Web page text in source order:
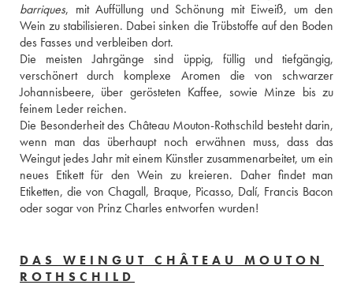
barriques, mit Auffüllung und Schönung mit Eiweiß, um den
Wein zu stabilisieren. Dabei sinken die Trübstoffe auf den Boden
des Fasses und verbleiben dort.
Die meisten Jahrgänge sind üppig, füllig und tiefgängig,
verschönert durch komplexe Aromen die von schwarzer
Johannisbeere, über gerösteten Kaffee, sowie Minze bis zu
feinem Leder reichen.
Die Besonderheit des Château Mouton-Rothschild besteht darin,
wenn man das überhaupt noch erwähnen muss, dass das
Weingut jedes Jahr mit einem Künstler zusammenarbeitet, um ein
neues Etikett für den Wein zu kreieren. Daher findet man
Etiketten, die von Chagall, Braque, Picasso, Dalí, Francis Bacon
oder sogar von Prinz Charles entworfen wurden!
DAS WEINGUT CHÂTEAU MOUTON
ROTHSCHILD